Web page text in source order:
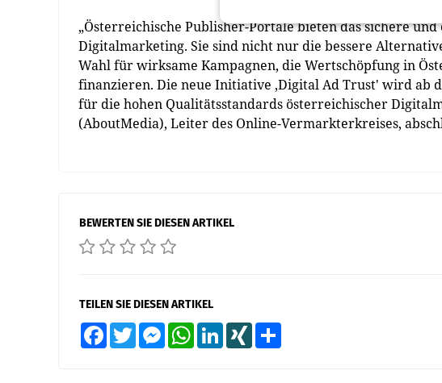
„Österreichische Publisher-Portale bieten das sichere
Digitalmarketing. Sie sind nicht nur die bessere
Wahl für wirksame Kampagnen, die Wertschöpfung in
finanzieren. Die neue Initiative ‚Digital Ad Trust' wird ab
für die hohen Qualitätsstandards österreichischer
(AboutMedia), Leiter des Online-Vermarkterkreises,
BEWERTEN SIE DIESEN ARTIKEL
TEILEN SIE DIESEN ARTIKEL
FacebookTwitter MessengerWhatsAppLinkedInXING